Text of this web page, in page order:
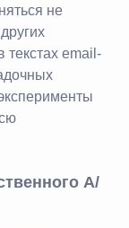
не
текстах email-
А/